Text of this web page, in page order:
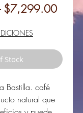
Regular
$7,299.00Sale
Price
Stock
Bastilla. café
natural que